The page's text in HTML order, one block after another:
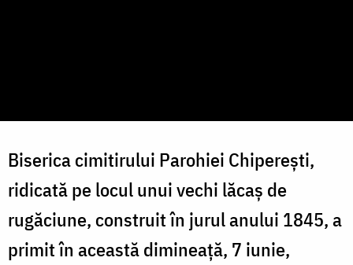
Biserica cimitirului Parohiei Chiperești,
ridicată pe locul unui vechi lăcaș de
rugăciune, construit în jurul anului 1845, a
primit în această dimineață, 7 iunie,